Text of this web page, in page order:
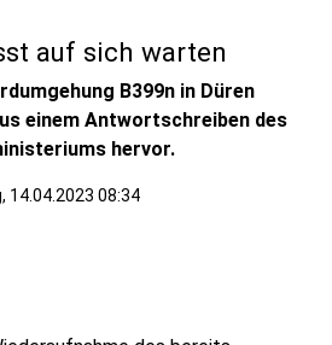
auf sich warten
B399n in Düren
einem Antwortschreiben des
hervor.
14.04.2023 08:34